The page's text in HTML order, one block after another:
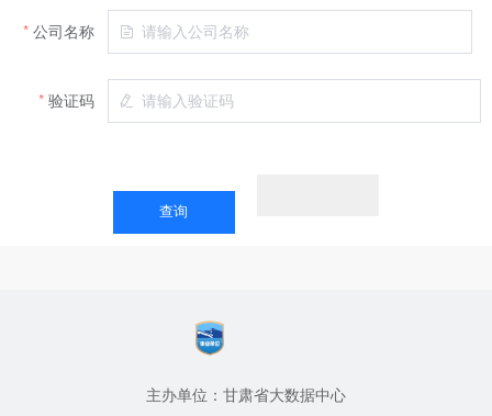
公司名称
验证码
主办单位：甘肃省大数据中心